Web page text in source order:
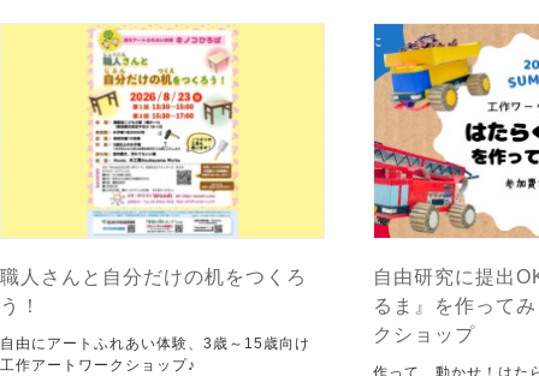
職人さんと自分だけの机をつくろ
う！
自由にアートふれあい体験、3歳～15歳向け
工作アートワークショップ♪
自由研究に提出
るま』を作って
クショップ